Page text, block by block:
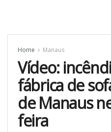
Home Manaus
Vídeo:
fábrica de
de Manaus
feira